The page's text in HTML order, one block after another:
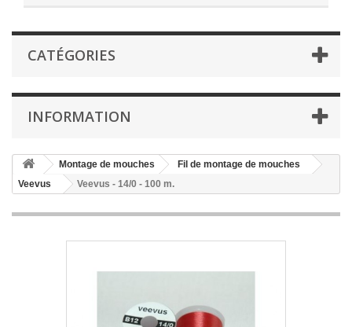
CATÉGORIES
INFORMATION
Montage de mouches
Fil de montage de mouches
Veevus
Veevus - 14/0 - 100 m.